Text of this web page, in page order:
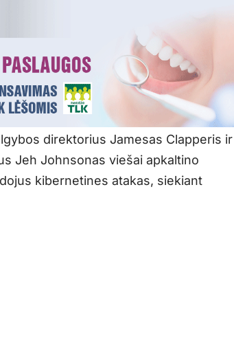
direktorius Jamesas Clapperis ir
Jeh Johnsonas viešai apkaltino
kibernetines atakas, siekiant